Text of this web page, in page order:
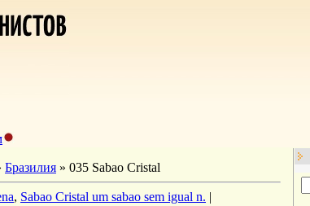
Бразилия » 035 Sabao Cristal
, Sabao Cristal um sabao sem igual n. |